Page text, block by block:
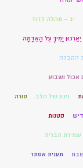
יב – תהלה לדוד
יָמֶיךָ עַל הָאֲדָמָה
הקבלה
אכול ושבוע
ניגון של הלב סורה
קטנות
שמירת הברית
תענית אסתר